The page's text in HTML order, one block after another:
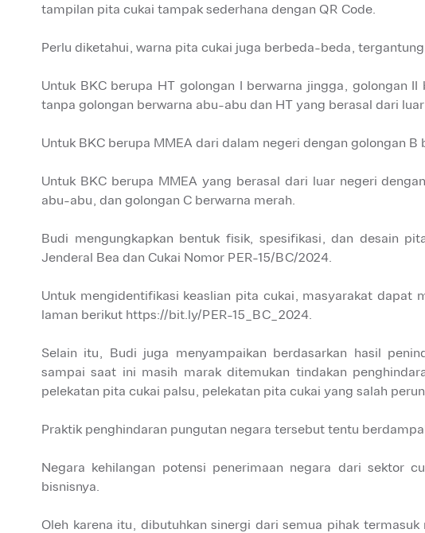
tampilan pita cukai tampak sederhana dengan QR Code.
Perlu diketahui, warna pita cukai juga berbeda-beda,
Untuk BKC berupa HT golongan I berwarna jingga, golongan
tanpa golongan berwarna abu-abu dan HT yang berasal dari
Untuk BKC berupa MMEA dari dalam negeri dengan golongan B
Untuk BKC berupa MMEA yang berasal dari luar negeri
abu-abu, dan golongan C berwarna merah.
Budi mengungkapkan bentuk fisik, spesifikasi, dan desain
Jenderal Bea dan Cukai Nomor PER-15/BC/2024.
Untuk mengidentifikasi keaslian pita cukai, masyarakat dapat
laman berikut https://bit.ly/PER-15_BC_2024.
Selain itu, Budi juga menyampaikan berdasarkan hasil
sampai saat ini masih marak ditemukan tindakan
pelekatan pita cukai palsu, pelekatan pita cukai yang salah
Praktik penghindaran pungutan negara tersebut tentu
Negara kehilangan potensi penerimaan negara dari sektor
bisnisnya.
Oleh karena itu, dibutuhkan sinergi dari semua pihak